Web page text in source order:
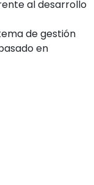
al desarrollo
de gestión
en